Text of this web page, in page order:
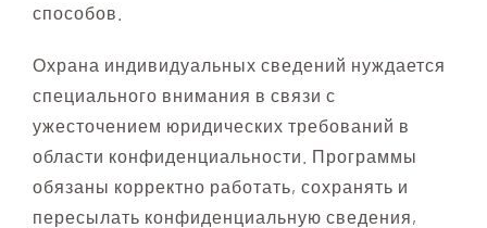
способов.
Охрана индивидуальных сведений нуждается
специального внимания в связи с
ужесточением юридических требований в
области конфиденциальности. Программы
обязаны корректно работать, сохранять и
пересылать конфиденциальную сведения,